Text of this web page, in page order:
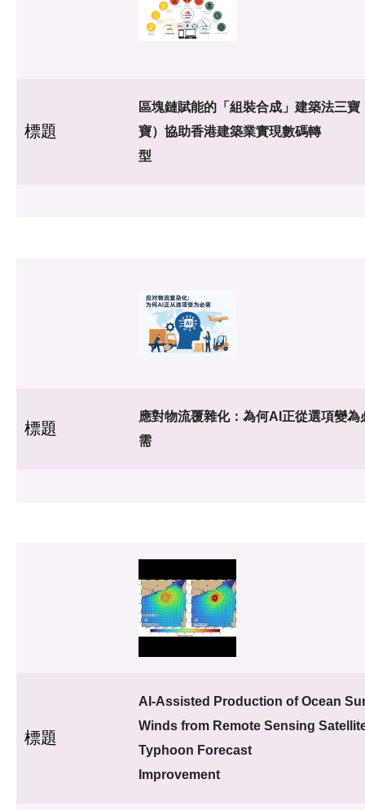
標題
區塊鏈賦能的「組裝合成」建築法三寶
寶）協助香港建築業實現數碼轉
型
標題
應對物流覆雜化：為何AI正從選項變為
需
標題
AI-Assisted Production of Ocean
Winds from Remote Sensing
Typhoon Forecast
Improvement